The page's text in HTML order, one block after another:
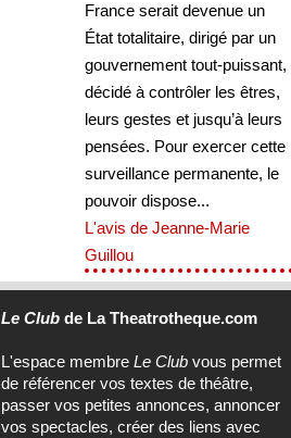
France serait devenue un
État totalitaire, dirigé par un
gouvernement tout-puissant,
décidé à contrôler les êtres,
leurs gestes et jusqu’à leurs
pensées. Pour exercer cette
surveillance permanente, le
pouvoir dispose...
L'avis de Jeanne-Marie
Guillou
Le Club de La Theatrotheque.com
L'espace membreLe Club vous permet
de référencer vos textes de théâtre,
passer vos petites annonces, annoncer
vos spectacles, créer des liens avec